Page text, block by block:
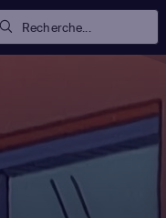
Recherche...